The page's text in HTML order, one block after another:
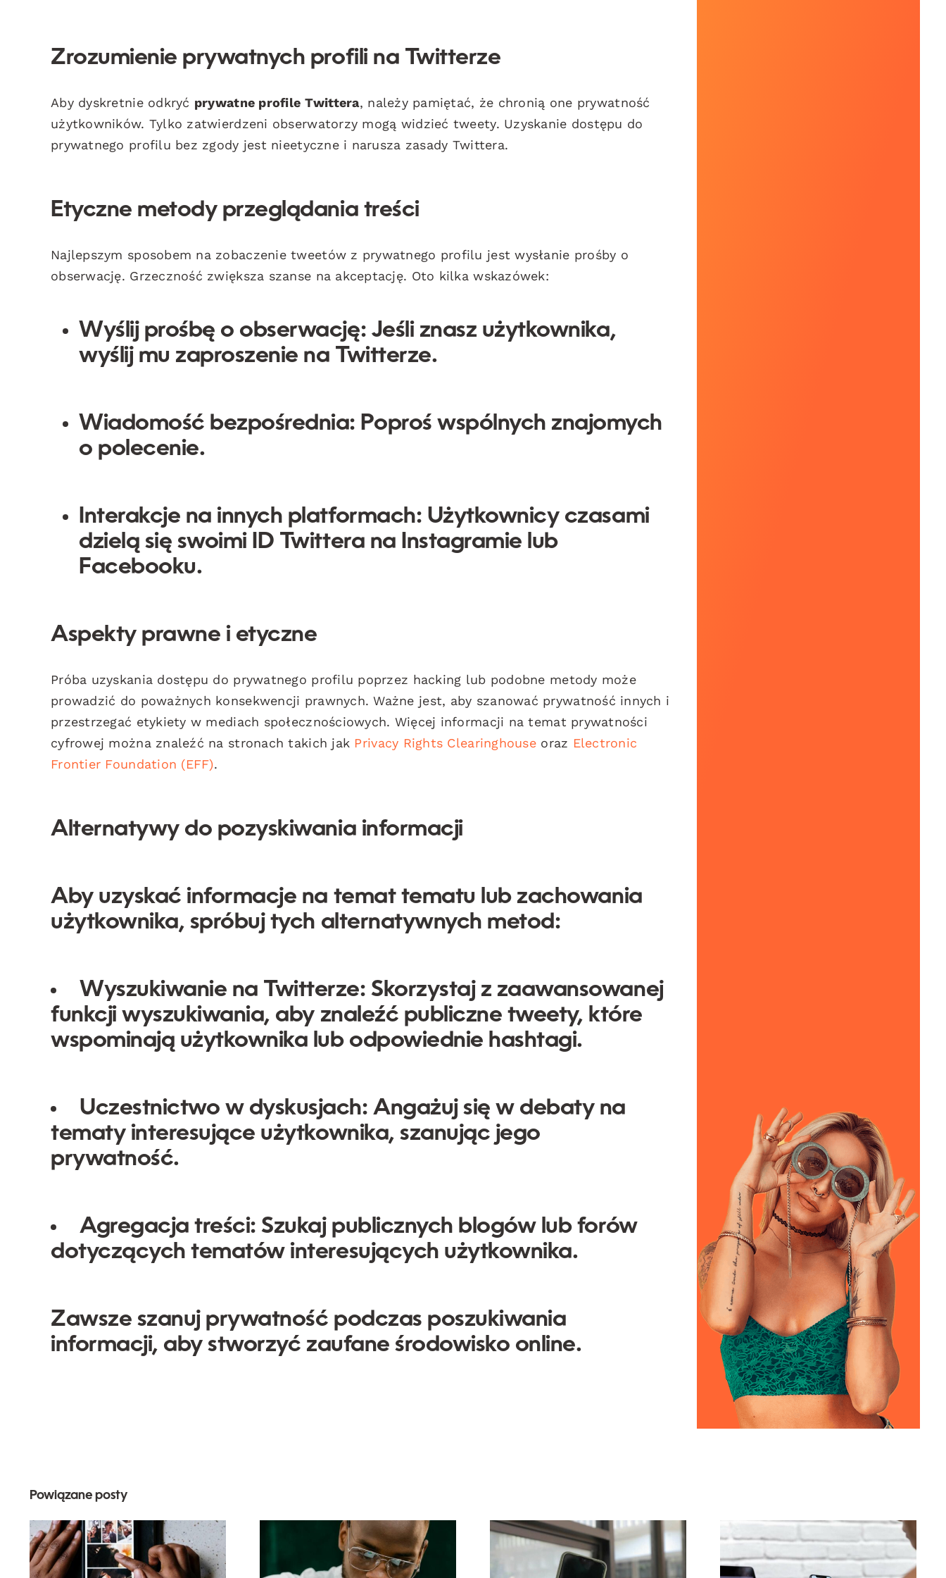
Zrozumienie prywatnych profili na Twitterze
Aby dyskretnie odkryć prywatne profile Twittera, należy pamiętać, że chronią one prywatność
użytkowników. Tylko zatwierdzeni obserwatorzy mogą widzieć tweety. Uzyskanie dostępu do
prywatnego profilu bez zgody jest nieetyczne i narusza zasady Twittera.
Etyczne metody przeglądania treści
Najlepszym sposobem na zobaczenie tweetów z prywatnego profilu jest wysłanie prośby o
obserwację. Grzeczność zwiększa szanse na akceptację. Oto kilka wskazówek:
Wyślij prośbę o obserwację: Jeśli znasz użytkownika,
wyślij mu zaproszenie na Twitterze.
Wiadomość bezpośrednia: Poproś wspólnych znajomych
o polecenie.
Interakcje na innych platformach: Użytkownicy czasami
dzielą się swoimi ID Twittera na Instagramie lub
Facebooku.
Aspekty prawne i etyczne
Próba uzyskania dostępu do prywatnego profilu poprzez hacking lub podobne metody może
prowadzić do poważnych konsekwencji prawnych. Ważne jest, aby szanować prywatność innych i
przestrzegać etykiety w mediach społecznościowych. Więcej informacji na temat prywatności
cyfrowej można znaleźć na stronach takich jak Privacy Rights Clearinghouseoraz Electronic
Frontier Foundation (EFF).
Alternatywy do pozyskiwania informacji
Aby uzyskać informacje na temat tematu lub zachowania
użytkownika, spróbuj tych alternatywnych metod:
Wyszukiwanie na Twitterze: Skorzystaj z zaawansowanej
funkcji wyszukiwania, aby znaleźć publiczne tweety, które
wspominają użytkownika lub odpowiednie hashtagi.
Uczestnictwo w dyskusjach: Angażuj się w debaty na
tematy interesujące użytkownika, szanując jego
prywatność.
Agregacja treści: Szukaj publicznych blogów lub forów
dotyczących tematów interesujących użytkownika.
Zawsze szanuj prywatność podczas poszukiwania
informacji, aby stworzyć zaufane środowisko online.
Powiązane posty
Top 17
Maksymalizacja
Najlepsze 3 platformy